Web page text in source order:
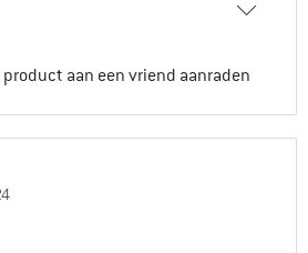
aan een vriend aanraden